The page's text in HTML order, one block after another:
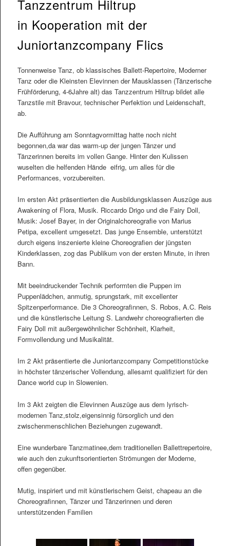
Tanzzentrum Hiltrup
in Kooperation mit der
Juniortanzcompany Flics
Tonnenweise Tanz, ob klassisches Ballett-Repertoire, Moderner
Tanz oder die Kleinsten Elevinnen der Mausklassen (Tänzerische
Frühförderung, 4-6Jahre alt) das Tanzzentrum Hiltrup bildet alle
Tanzstile mit Bravour, technischer Perfektion und Leidenschaft,
ab.
Die Aufführung am Sonntagvormittag hatte noch nicht
begonnen,da war das warm-up der jungen Tänzer und
Tänzerinnen bereits im vollen Gange. Hinter den Kulissen
wuselten die helfenden Hände eifrig, um alles für die
Performances, vorzubereiten.
Im ersten Akt präsentierten die Ausbildungsklassen Auszüge aus
Awakening of Flora, Musik. Riccardo Drigo und die Fairy Doll,
Musik: Josef Bayer, in der Originalchoreografie von Marius
Petipa, excellent umgesetzt. Das junge Ensemble, unterstützt
durch eigens inszenierte kleine Choreografien der jüngsten
Kinderklassen, zog das Publikum von der ersten Minute, in ihren
Bann.
Mit beeindruckender Technik performten die Puppen im
Puppenlädchen, anmutig, sprungstark, mit excellenter
Spitzenperformance. Die 3 Choreografinnen, S. Robos, A.C. Reis
und die künstlerische Leitung S. Landwehr choreografierten die
Fairy Doll mit außergewöhnlicher Schönheit, Klarheit,
Formvollendung und Musikalität.
Im 2 Akt präsentierte die Juniortanzcompany Competitionstücke
in höchster tänzerischer Vollendung, allesamt qualifiziert für den
Dance world cup in Slowenien.
Im 3 Akt zeigten die Elevinnen Auszüge aus dem lyrisch-
modernen Tanz,stolz,eigensinnig fürsorglich und den
zwischenmenschlichen Beziehungen zugewandt.
Eine wunderbare Tanzmatinee,dem traditionellen Ballettrepertoire,
wie auch den zukunftsorientierten Strömungen der Moderne,
offen gegenüber.
Mutig, inspiriert und mit künstlerischem Geist, chapeau an die
Choreografinnen, Tänzer und Tänzerinnen und deren
unterstützenden Familien